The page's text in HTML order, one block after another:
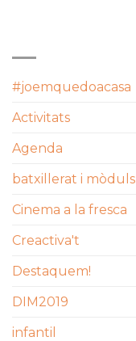
#joemquedoacasa
Activitats
Agenda
batxillerat i mòduls
Cinema a la fresca
Creactiva't
Destaquem!
DIM2019
infantil